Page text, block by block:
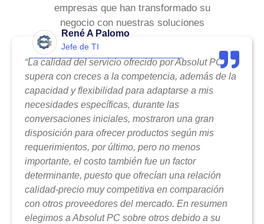
empresas que han transformado su
negocio con nuestras soluciones
René A Palomo
Jefe de TI
“La calidad del servicio ofrecido por Absolut PC
supera con creces a la competencia, además de la
capacidad y flexibilidad para adaptarse a mis
necesidades específicas, durante las
conversaciones iniciales, mostraron una gran
disposición para ofrecer productos según mis
requerimientos, por último, pero no menos
importante, el costo también fue un factor
determinante, puesto que ofrecían una relación
calidad-precio muy competitiva en comparación
con otros proveedores del mercado. En resumen
elegimos a Absolut PC sobre otros debido a su